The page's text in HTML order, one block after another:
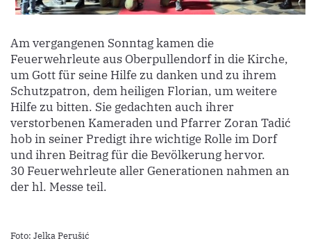
Am vergangenen Sonntag kamen die
Feuerwehrleute aus Oberpullendorf in die Kirche,
um Gott für seine Hilfe zu danken und zu ihrem
Schutzpatron, dem heiligen Florian, um weitere
Hilfe zu bitten. Sie gedachten auch ihrer
verstorbenen Kameraden und Pfarrer Zoran Tadić
hob in seiner Predigt ihre wichtige Rolle im Dorf
und ihren Beitrag für die Bevölkerung hervor.
30 Feuerwehrleute aller Generationen nahmen an
der hl. Messe teil.
Foto: Jelka Perušić